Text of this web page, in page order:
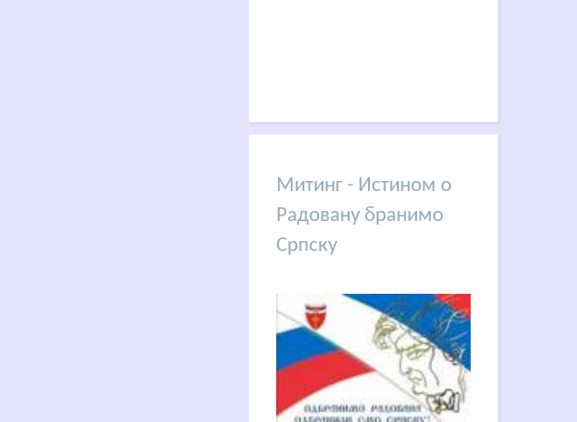
Митинг - Истином о
Радовану бранимо
Српску